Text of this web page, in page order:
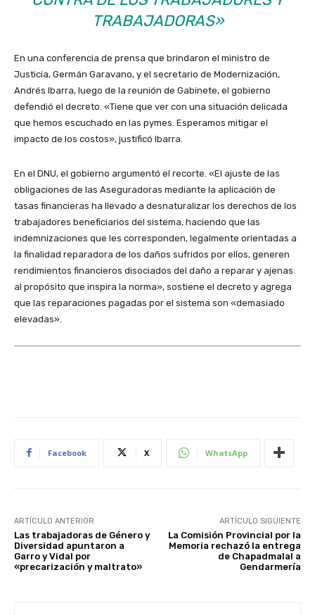
TRABAJADORAS»
En una conferencia de prensa que brindaron el ministro de
Justicia, Germán Garavano, y el secretario de Modernización,
Andrés Ibarra, luego de la reunión de Gabinete, el gobierno
defendió el decreto. «Tiene que ver con una situación delicada
que hemos escuchado en las pymes. Esperamos mitigar el
impacto de los costos», justificó Ibarra.
En el DNU, el gobierno argumentó el recorte. «El ajuste de las
obligaciones de las Aseguradoras mediante la aplicación de
tasas financieras ha llevado a desnaturalizar los derechos de los
trabajadores beneficiarios del sistema, haciendo que las
indemnizaciones que les corresponden, legalmente orientadas a
la finalidad reparadora de los daños sufridos por ellos, generen
rendimientos financieros disociados del daño a reparar y ajenas
al propósito que inspira la norma», sostiene el decreto y agrega
que las reparaciones pagadas por el sistema son «demasiado
elevadas».
Facebook X WhatsApp
ARTÍCULO ANTERIOR
Las trabajadoras de Género y
Diversidad apuntaron a
Garro y Vidal por
«precarización y maltrato»
ARTÍCULO SIGUIENTE
La Comisión Provincial por la
Memoria rechazó la entrega
de Chapadmalal a
Gendarmería